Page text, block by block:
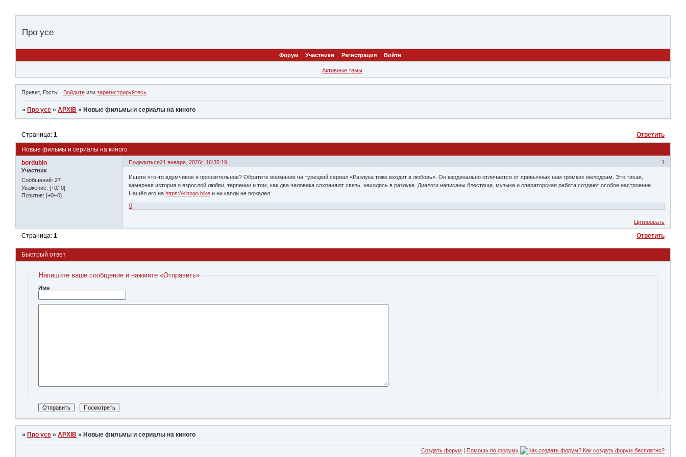
Про усе
Форум Участники Регистрация Войти
Активные темы
Привет, Гость! Войдитеили зарегистрируйтесь.
» Про усе »АРХІВ » Новые фильмы и сериалы на киного
Новые фильмы и сериалы на киного
Страница:1 Ответить
Поделиться 1
21 января, 2026г. 16:35:19
bordubin
Участник
Сообщений: 27
Уважение: [+0/-0]
Позитив: [+0/-0]
Ищете что-то вдумчивое и пронзительное? Обратите внимание на турецкий сериал «Разлука тоже входит в любовь». Он кардинально отличается от привычных нам громких мелодрам. Это тихая,
камерная история о взрослой любви, терпении и том, как два человека сохраняют связь, находясь в разлуке. Диалоги написаны блестяще, музыка и операторская работа создают особое настроение.
Нашёл его наhttps://kinogo.bike и ни капли не пожалел.
0
Цитировать
Ответить
Страница:1
Быстрый ответ
Напишите ваше сообщение и нажмите «Отправить»
Имя
»Про усе »АРХІВ »Новые фильмы и сериалы на киного
Создать форум Помощь по форуму